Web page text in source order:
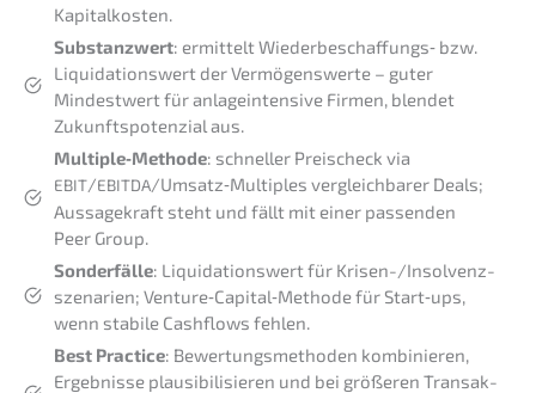
Kapitalkosten.
Substanz­wert: ermit­telt Wieder­beschaffungs‑ bzw.
Liqui­da­ti­ons­wert der Vermö­gens­wer­te – guter
Mindest­wert für anlage­inten­si­ve Firmen, blendet
Zukunfts­po­ten­zi­al aus.
Multiple‑Methode: schnel­ler Preis­check via
EBIT/EBITDA/Umsatz‑Multiples vergleich­ba­rer Deals;
Aussa­ge­kraft steht und fällt mit einer passen­den
Peer Group.
Sonder­fäl­le: Liqui­da­ti­ons­wert für Krisen-/Insolvenz­
szenarien; Venture‑Capital‑Methode für Start‑ups,
wenn stabi­le Cashflows fehlen.
Best Practi­ce: Bewer­tungs­me­tho­den kombi­nie­ren,
Ergeb­nis­se plausi­bi­li­sie­ren und bei größe­ren Trans­ak­